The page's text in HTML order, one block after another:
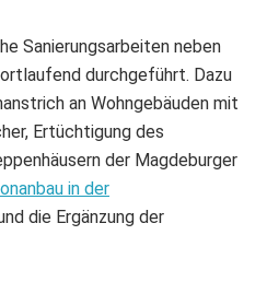
Sanierungsarbeiten neben
durchgeführt. Dazu
an Wohngebäuden mit
Ertüchtigung des
der Magdeburger
in der
die Ergänzung der